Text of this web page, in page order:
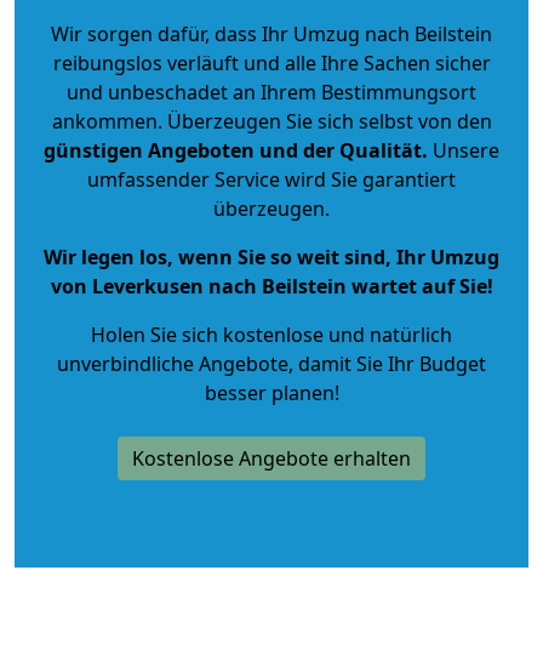
Wir sorgen dafür, dass Ihr Umzug nach Beilstein
reibungslos verläuft und alle Ihre Sachen sicher
und unbeschadet an Ihrem Bestimmungsort
ankommen. Überzeugen Sie sich selbst von den
günstigen Angeboten und der Qualität. Unsere
umfassender Service wird Sie garantiert
überzeugen.
Wir legen los, wenn Sie so weit sind, Ihr Umzug
von Leverkusen nach Beilstein wartet auf Sie!
Holen Sie sich kostenlose und natürlich
unverbindliche Angebote, damit Sie Ihr Budget
besser planen!
Kostenlose Angebote erhalten